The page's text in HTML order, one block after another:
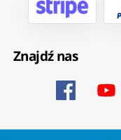
Znajdź nas